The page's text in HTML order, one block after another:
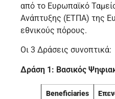
από το Ευρωπαϊκό
Ανάπτυξης (ΕΤΠΑ) της
εθνικούς πόρους.
Οι 3 Δράσεις συνοπτικά:
Δράση 1: Βασικός
Beneficiaries